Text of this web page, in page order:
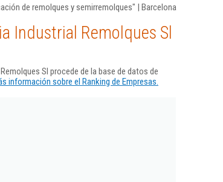
de remolques y semirremolques" | Barcelona
Industrial Remolques Sl
Sl procede de la base de datos de
información sobre el Ranking de Empresas.